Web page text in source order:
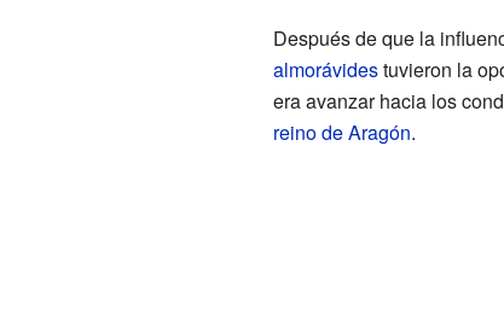
Después de que la
almorávidestuvieron la
era avanzar hacia los
reino de Aragón.